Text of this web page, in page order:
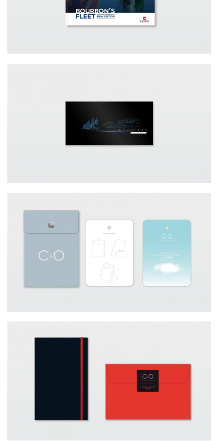
BOURBON
JURIDIQUE / CARTON D’INVITATION
OFFICE NOTARIAL TOUR MÉDITERRANÉE
AGENCE / CARTES DE VŒUX 2016 C&O
AGENCE / CARTES DE VŒUX 2014 C&O